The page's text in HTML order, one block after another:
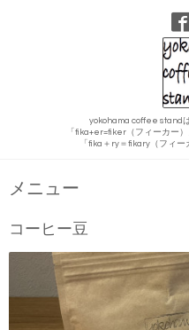
yokohama coffee stand
「fika+er=fiker（フィーカー
「fika＋ry＝fikary（フィ
メニュー
コーヒー豆